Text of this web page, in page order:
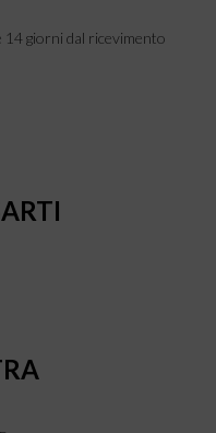
14 giorni dal ricevimento